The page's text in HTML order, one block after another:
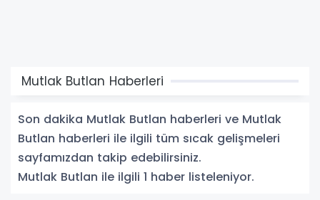
Mutlak Butlan Haberleri
Son dakika Mutlak Butlan haberleri ve Mutlak
Butlan haberleri ile ilgili tüm sıcak gelişmeleri
sayfamızdan takip edebilirsiniz.
Mutlak Butlan ile ilgili 1 haber listeleniyor.